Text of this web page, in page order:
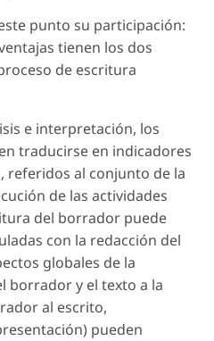
punto su participación:
tienen los dos
de escritura
e interpretación, los
traducirse en indicadores
referidos al conjunto de la
de las actividades
del borrador puede
con la redacción del
globales de la
borrador y el texto a la
al escrito,
pueden